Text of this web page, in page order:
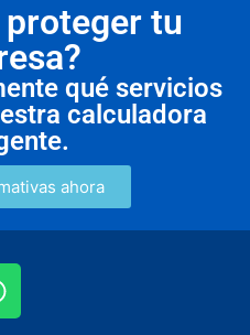
tu
qué servicios
calculadora
ahora